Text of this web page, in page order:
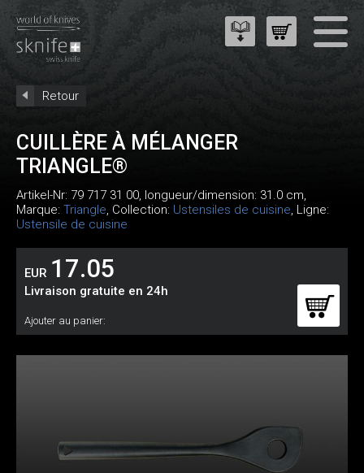
Retour
CUILLÈRE À MÉLANGER
TRIANGLE®
Artikel-Nr: 79 717 31 00, longueur/dimension: 31.0 cm,
Marque: Triangle, Collection: Ustensiles de cuisine, Ligne:
Ustensile de cuisine
EUR 17.05
Livraison gratuite en 24h
Ajouter au panier: